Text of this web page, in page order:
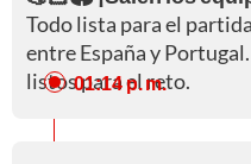
Todo lista para el
entre España y
listos para el reto.
01:14 p. m.